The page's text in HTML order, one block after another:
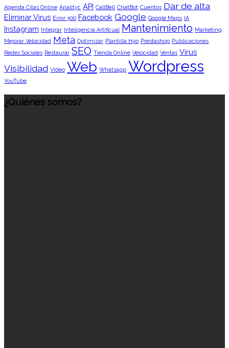
Agenda Citas Online Analityc API CallBell ChatBot Cuentos Dar de alta
Eliminar Virus Error 500 Facebook Google Google Maps IA
Instagram Integrar Inteligencia Artificual Mantenimiento Marketing
Mejorar Velocidad Meta Optimizar Plantilla Hijo Prestashop Publicaciones
Redes Sociales Restaurar SEO Tienda Online Velocidad Ventas Virus
Visibilidad Vídeo Web Whatsapp Wordpress
YouTube
¿Quiénes somos?